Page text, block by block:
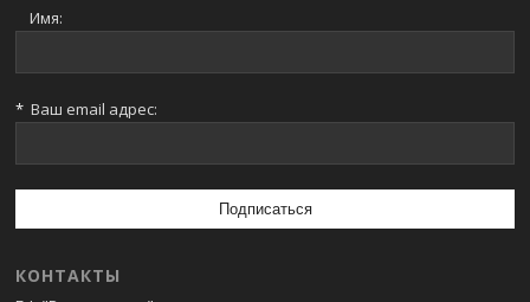
Имя:
* Ваш email адрес:
КОНТАКТЫ